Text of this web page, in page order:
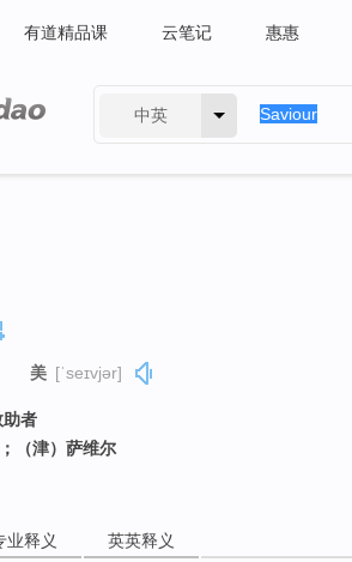
有道精品课 云笔记 惠惠
中英
美 [ˈseɪvjər]
助者
（津）萨维尔
业释义 英英释义